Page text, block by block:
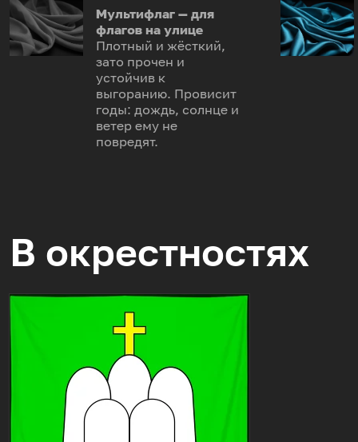
Мультифлаг — для
флагов на улице
Плотный и жёсткий,
зато прочен и
устойчив к
выгоранию. Провисит
годы: дождь, солнце и
ветер ему не
повредят.
В окрестностях